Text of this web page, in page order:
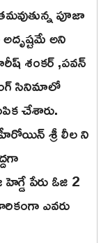
పూజా
అని
శంకర్ ,పవన్
సినిమాలో
చేశారు.
శ్రీ లీల ని
పేరు ఓజి 2
ఎవరు